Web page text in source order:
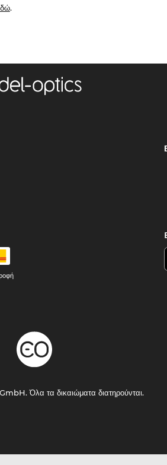
.
Όλα τα δικαιώματα διατηρούνται.